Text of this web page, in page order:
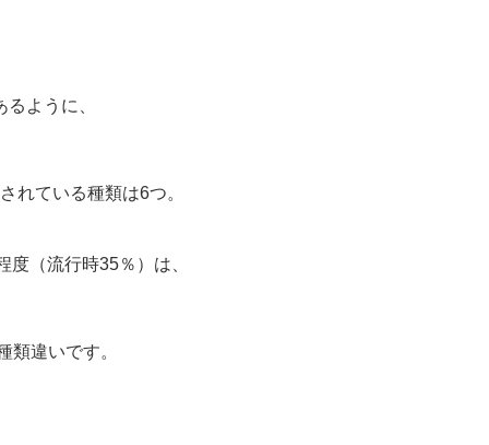
ように、
れている種類は6つ。
（流行時35％）は、
類違いです。